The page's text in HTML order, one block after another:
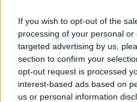
If you wish to opt-out of the
processing of your personal
targeted advertising by us,
section to confirm your
opt-out request is processed
interest-based ads based on
us or personal information
podczas lekkich
można